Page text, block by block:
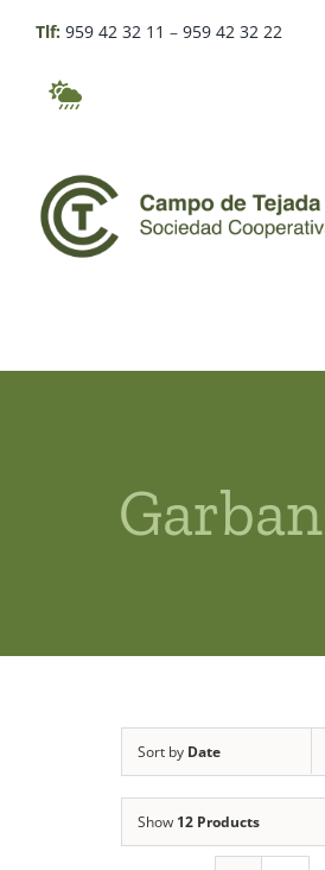
content
Tlf: 959 42 32 11 – 959 42 32 22
Access
Sort by Date
Show 12 Products